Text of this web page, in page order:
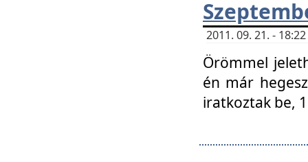
2011. 09. 21. -
Örömmel
én már
iratkoztak be,